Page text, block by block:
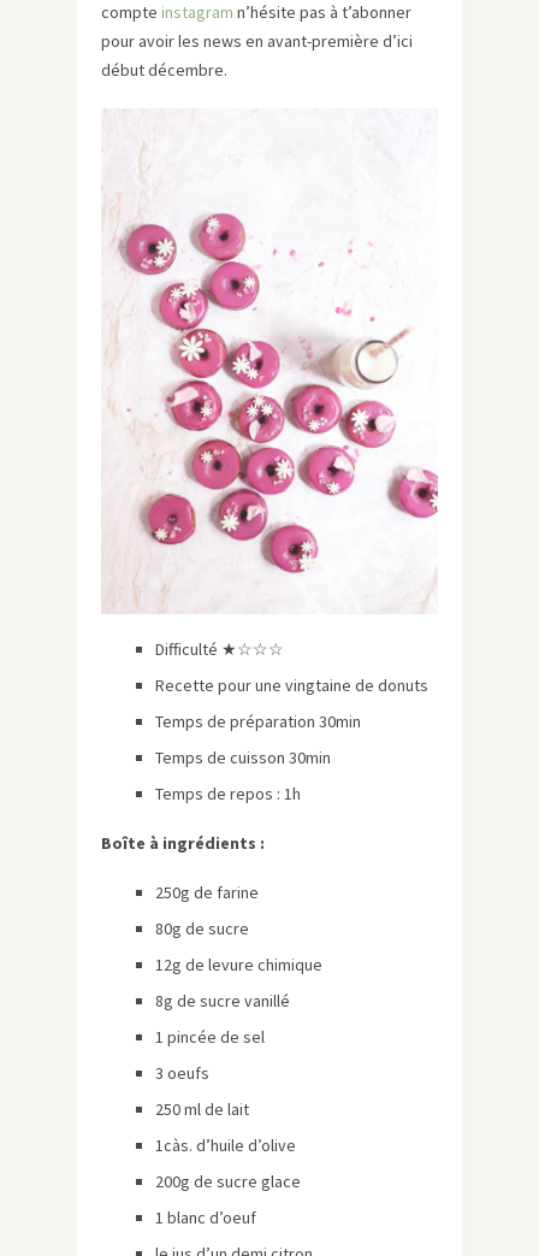
compte instagram n’hésite pas à t’abonner
pour avoir les news en avant-première d’ici
début décembre.
Difficulté ★☆☆☆
Recette pour une vingtaine de donuts
Temps de préparation 30min
Temps de cuisson 30min
Temps de repos : 1h
Boîte à ingrédients :
250g de farine
80g de sucre
12g de levure chimique
8g de sucre vanillé
1 pincée de sel
3 oeufs
250 ml de lait
1càs. d’huile d’olive
200g de sucre glace
1 blanc d’oeuf